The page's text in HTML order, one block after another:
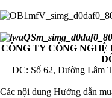
CÔNG TY CÔNG
ĐC: Số 62, Đường Lâm
Các nội dung Hướng dẫn